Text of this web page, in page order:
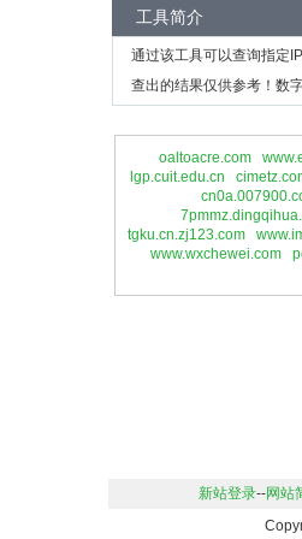
工具简介
通过该工具可以查询指定
查出的结果仅供参考！数
oaltoacre.com
lgp.cuit.edu.cn
tgku.cn.zj123.com
www.wxchewei.com
新站登录--网站